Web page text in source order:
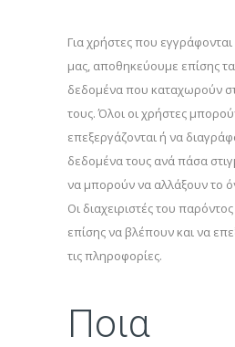
Για χρήστες που
μας, αποθηκεύουμε επίσης
δεδομένα που καταχωρούν
τους. Όλοι οι χρήστες
επεξεργάζονται ή να
δεδομένα τους ανά πάσα
να μπορούν να αλλάξουν το
Οι διαχειριστές του
επίσης να βλέπουν και να
τις πληροφορίες.
Ποια